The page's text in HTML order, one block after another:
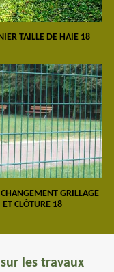
TAILLE DE HAIE 18
CHANGEMENT GRILLAGE
ET CLÔTURE 18
les travaux